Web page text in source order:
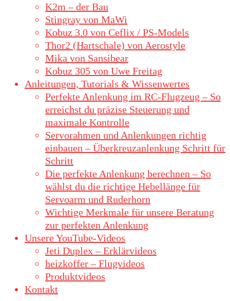
K2m – der Bau
Stingray von MaWi
Kobuz 3.0 von Ceflix / PS-Models
Thor2 (Hartschale) von Aerostyle
Mika von Sansibear
Kobuz 305 von Uwe Freitag
Anleitungen, Tutorials & Wissenwertes
Perfekte Anlenkung im RC-Flugzeug – So
erreichst du präzise Steuerung und
maximale Kontrolle
Servorahmen und Anlenkungen richtig
einbauen – Überkreuzanlenkung Schritt für
Schritt
Die perfekte Anlenkung berechnen – So
wählst du die richtige Hebellänge für
Servoarm und Ruderhorn
Wichtige Merkmale für unsere Beratung
zur perfekten Anlenkung
Unsere YouTube-Videos
Jeti Duplex – Erklärvideos
heizkoffer – Flugvideos
Produktvideos
Kontakt